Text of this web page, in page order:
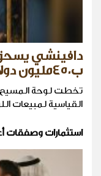
دافينشي
ب٤٥٠مليون دولار
تخطت لوحة المسيح
القياسية لمبيعات
استثمارات وصفقات